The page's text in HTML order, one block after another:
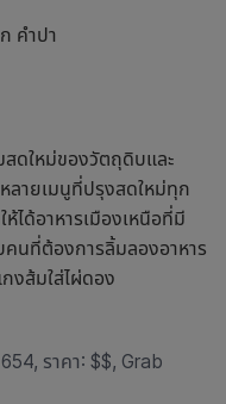
คำปา
ดใหม่ของวัตถุดิบและ
ลายเมนูที่ปรุงสดใหม่ทุก
ได้อาหารเมืองเหนือที่มี
คนที่ต้องการลิ้มลองอาหาร
งส้มใส่ไผ่ดอง
ราคา: $$, Grab